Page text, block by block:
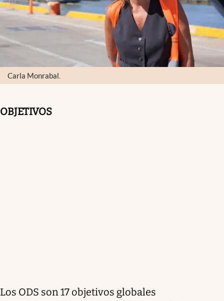
Carla Monrabal.
OBJETIVOS
Los ODS son 17 objetivos globales